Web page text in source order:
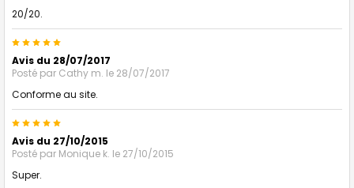
20/20.
5
Avis du 28/07/2017
Posté par Cathy m. le 28/07/2017
Conforme au site.
5
Avis du 27/10/2015
Posté par Monique k. le 27/10/2015
Super.